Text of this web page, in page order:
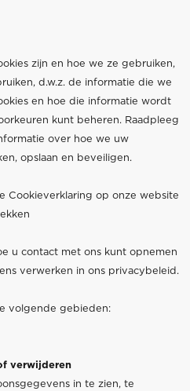
zijn en hoe we ze gebruiken,
d.w.z. de informatie die we
en hoe die informatie wordt
kunt beheren. Raadpleeg
over hoe we uw
opslaan en beveiligen.
Cookieverklaring op onze website
u contact met ons kunt opnemen
verwerken in ons privacybeleid.
volgende gebieden:
verwijderen
in te zien, te